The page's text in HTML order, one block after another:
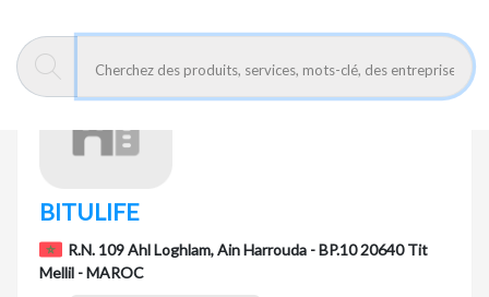
BITULIFE
R.N. 109 Ahl Loghlam, Ain Harrouda - BP.10 20640 Tit
Mellil - MAROC